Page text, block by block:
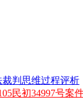
判思维过程评析
民初34997号案